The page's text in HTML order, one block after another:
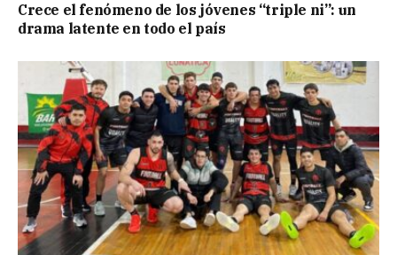
Crece el fenómeno de los jóvenes “triple ni”: un
drama latente en todo el país